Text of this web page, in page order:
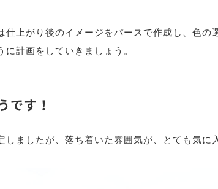
上がり後のイメージをパースで作成し、色の
計画をしていきましょう。
です！
ましたが、落ち着いた雰囲気が、とても気に